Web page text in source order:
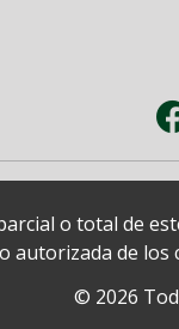
o total de
autorizada de
© 2026